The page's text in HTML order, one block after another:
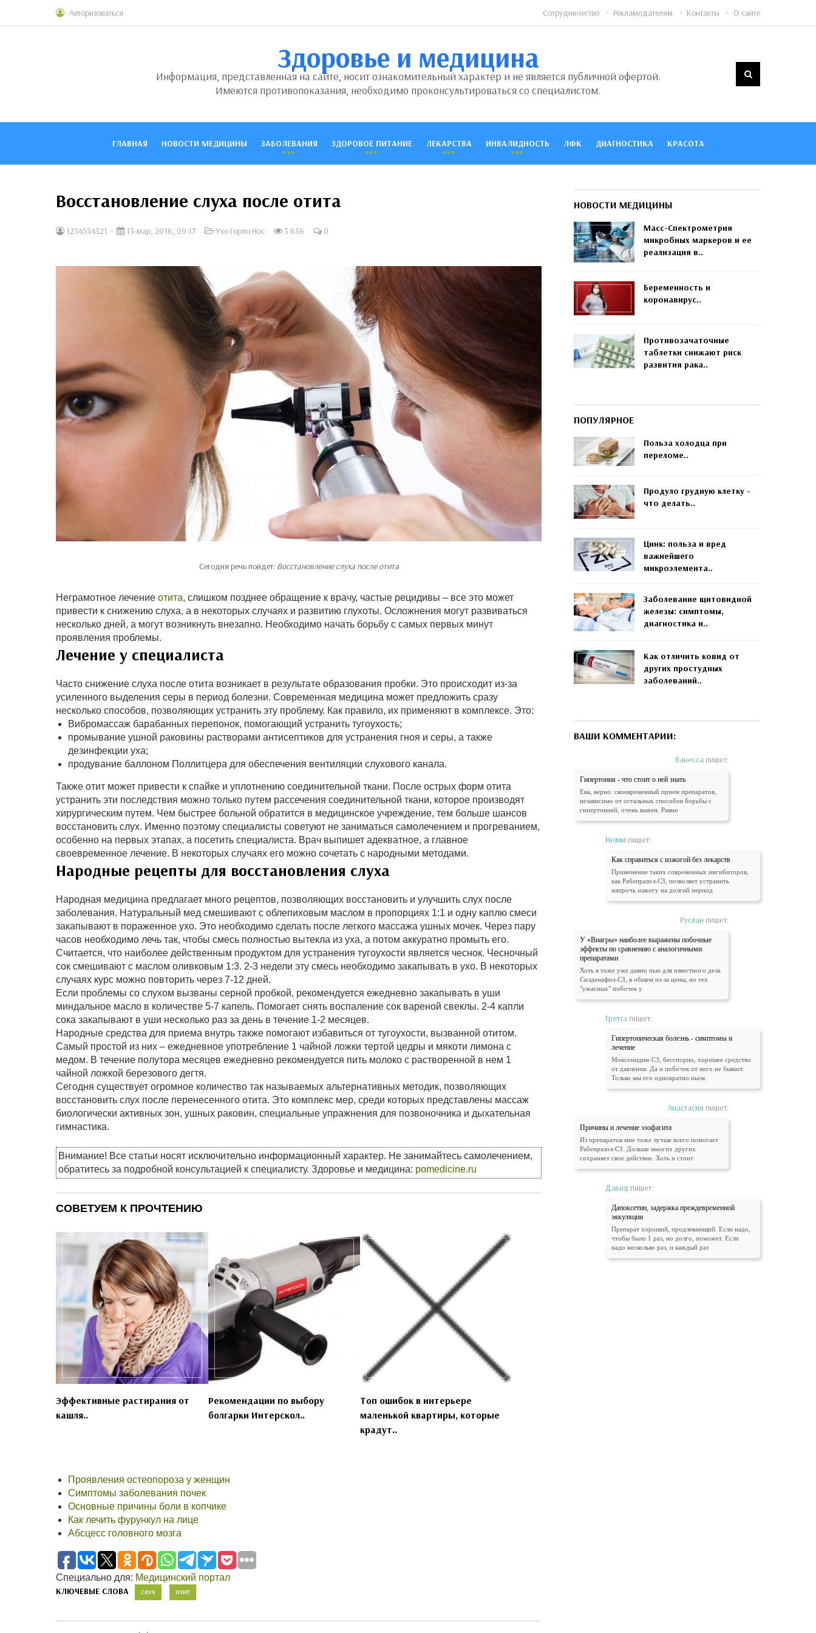
Авторизоваться Сотрудничество Рекламодателям Контакты О сайте
Здоровье и медицина
Информация, представленная на сайте, носит ознакомительный характер и не является публичной офертой.
Имеются противопоказания, необходимо проконсультироваться со специалистом.
ГЛАВНАЯ НОВОСТИ МЕДИЦИНЫ ЗАБОЛЕВАНИЯ ЗДОРОВОЕ ПИТАНИЕ ЛЕКАРСТВА ИНВАЛИДНОСТЬ ЛФК ДИАГНОСТИКА КРАСОТА
Восстановление слуха после отита
1234554321 13-мар, 2016, 09:17 Ухо Горло Нос 3 636 0
Сегодня речь пойдет: Восстановление слуха после отита
Неграмотное лечение отита, слишком позднее обращение к врачу, частые рецидивы – все это может
привести к снижению слуха, а в некоторых случаях и развитию глухоты. Осложнения могут развиваться
несколько дней, а могут возникнуть внезапно. Необходимо начать борьбу с самых первых минут
проявления проблемы.
Лечение у специалиста
Часто снижение слуха после отита возникает в результате образования пробки. Это происходит из-за
усиленного выделения серы в период болезни. Современная медицина может предложить сразу
несколько способов, позволяющих устранить эту проблему. Как правило, их применяют в комплексе. Это:
Вибромассаж барабанных перепонок, помогающий устранить тугоухость;
промывание ушной раковины растворами антисептиков для устранения гноя и серы, а также
дезинфекции уха;
продувание баллоном Поллитцера для обеспечения вентиляции слухового канала.
Также отит может привести к спайке и уплотнению соединительной ткани. После острых форм отита
устранить эти последствия можно только путем рассечения соединительной ткани, которое производят
хирургическим путем. Чем быстрее больной обратится в медицинское учреждение, тем больше шансов
восстановить слух. Именно поэтому специалисты советуют не заниматься самолечением и прогреванием,
особенно на первых этапах, а посетить специалиста. Врач выпишет адекватное, а главное
своевременное лечение. В некоторых случаях его можно сочетать с народными методами.
Народные рецепты для восстановления слуха
Народная медицина предлагает много рецептов, позволяющих восстановить и улучшить слух после
заболевания. Натуральный мед смешивают с облепиховым маслом в пропорциях 1:1 и одну каплю смеси
закапывают в пораженное ухо. Это необходимо сделать после легкого массажа ушных мочек. Через пару
часов необходимо лечь так, чтобы смесь полностью вытекла из уха, а потом аккуратно промыть его.
Считается, что наиболее действенным продуктом для устранения тугоухости является чеснок. Чесночный
сок смешивают с маслом оливковым 1:3. 2-3 недели эту смесь необходимо закапывать в ухо. В некоторых
случаях курс можно повторить через 7-12 дней.
Если проблемы со слухом вызваны серной пробкой, рекомендуется ежедневно закапывать в уши
миндальное масло в количестве 5-7 капель. Помогает снять воспаление сок вареной свеклы. 2-4 капли
сока закапывают в уши несколько раз за день в течение 1-2 месяцев.
Народные средства для приема внутрь также помогают избавиться от тугоухости, вызванной отитом.
Самый простой из них – ежедневное употребление 1 чайной ложки тертой цедры и мякоти лимона с
медом. В течение полутора месяцев ежедневно рекомендуется пить молоко с растворенной в нем 1
чайной ложкой березового дегтя.
Сегодня существует огромное количество так называемых альтернативных методик, позволяющих
восстановить слух после перенесенного отита. Это комплекс мер, среди которых представлены массаж
биологически активных зон, ушных раковин, специальные упражнения для позвоночника и дыхательная
гимнастика.
Внимание! Все статьи носят исключительно информационный характер. Не занимайтесь самолечением,
обратитесь за подробной консультацией к специалисту. Здоровье и медицина: pomedicine.ru
СОВЕТУЕМ К ПРОЧТЕНИЮ
Эффективные растирания от
кашля..
Рекомендации по выбору
болгарки Интерскол..
Топ ошибок в интерьере
маленькой квартиры, которые
крадут..
Проявления остеопороза у женщин
Симптомы заболевания почек
Основные причины боли в копчике
Как лечить фурункул на лице
Абсцесс головного мозга
Специально для: Медицинский портал
КЛЮЧЕВЫЕ СЛОВА СЛУХ ОТИТ
НОВОСТИ МЕДИЦИНЫ
Масс-Спектрометрия
микробных маркеров и ее
реализация в..
Беременность и
коронавирус..
Противозачаточные
таблетки снижают риск
развития рака..
ПОПУЛЯРНОЕ
Польза холодца при
переломе..
Продуло грудную клетку -
что делать..
Цинк: польза и вред
важнейшего
микроэлемента..
Заболевание щитовидной
железы: симптомы,
диагностика и..
Как отличить ковид от
других простудных
заболеваний..
ВАШИ КОММЕНТАРИИ:
Ванесса пишет:
Гипертония - что стоит о ней знать
Ева, верно: своевременный прием препаратов,
независимо от остальных способов борьбы с
гипертонией, очень важен. Равно
Нелли пишет:
Как справиться с изжогой без лекарств
Применение таких современных ингибиторов,
как Рабепразол-СЗ, позволяет устранить
напрочь изжогу на долгий период
Руслан пишет:
У «Виагры» наиболее выражены побочные
эффекты по сравнению с аналогичными
препаратами
Хоть я тоже уже давно пью для известного дела
Силденафил-СЗ, в общем из-за цены, но тех
"ужасных" побочек у
Гретта пишет:
Гипертоническая болезнь - симптомы и
лечение
Моксонидин-СЗ, бесспорно, хорошее средство
от давления. Да и побочек от него не бывает.
Только мы его однократно пьем.
Анастасия пишет:
Причины и лечение эзофагита
Из препаратов мне тоже лучше всего помогает
Рабепразол-СЗ. Дольше многих других
сохраняет свое действие. Хоть и стоит
Давид пишет:
Дапоксетин, задержка преждевременной
эякуляции
Препарат хороший, продлевающий. Если надо,
чтобы было 1 раз, но долго, поможет. Если
надо несколько раз, и каждый раз